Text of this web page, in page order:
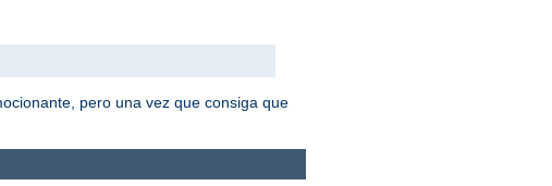
pero una vez que consiga que